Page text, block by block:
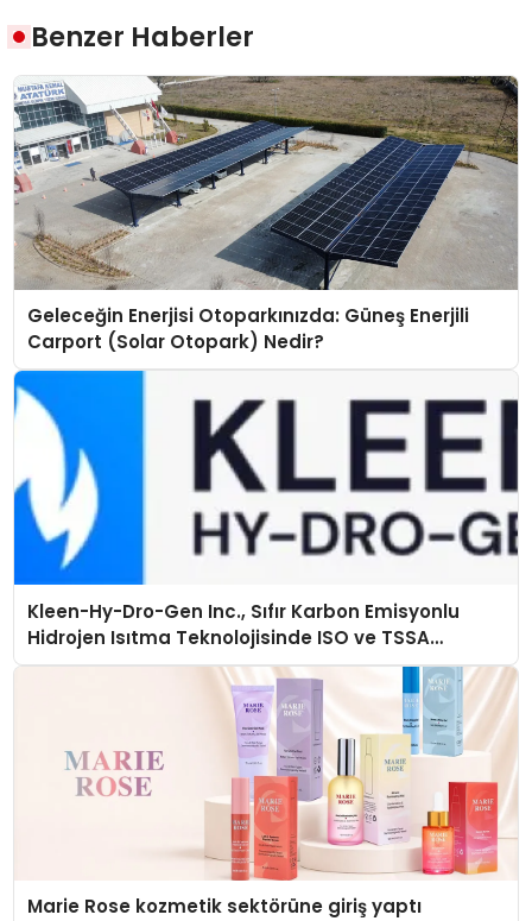
Benzer Haberler
Geleceğin Enerjisi Otoparkınızda: Güneş Enerjili
Carport (Solar Otopark) Nedir?
Kleen-Hy-Dro-Gen Inc., Sıfır Karbon Emisyonlu
Hidrojen Isıtma Teknolojisinde ISO ve TSSA
Düzenleyici Onaylarını Aldı
Marie Rose kozmetik sektörüne giriş yaptı